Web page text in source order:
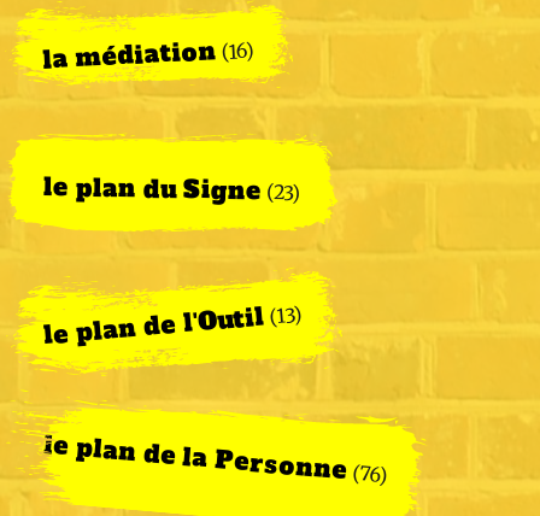
la médiation (16)
le plan du Signe (23)
le plan de l'Outil (13)
le plan de la Personne (76)